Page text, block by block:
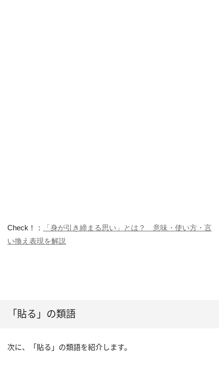
Check！：
「身が引き締まる思い」とは？ 意味・使い方・言
い換え表現を解説
「貼る」の類語
次に、「貼る」の類語を紹介します。